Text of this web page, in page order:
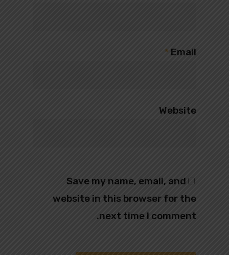
Email
*
Website
Save my name, email, and
website in this browser for the
next time I comment.